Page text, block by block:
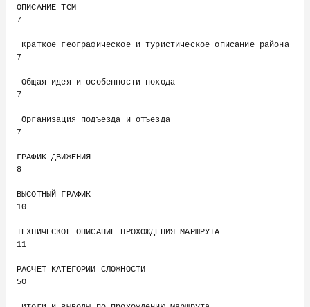
ОПИСАНИЕ ТСМ
7
7
Общая идея и особенности похода
7
Организация подъезда и отъезда
7
ГРАФИК ДВИЖЕНИЯ
8
ВЫСОТНЫЙ ГРАФИК
10
ТЕХНИЧЕСКОЕ ОПИСАНИЕ ПРОХОЖДЕНИЯ МАРШРУТА
11
РАСЧЁТ КАТЕГОРИИ СЛОЖНОСТИ
50